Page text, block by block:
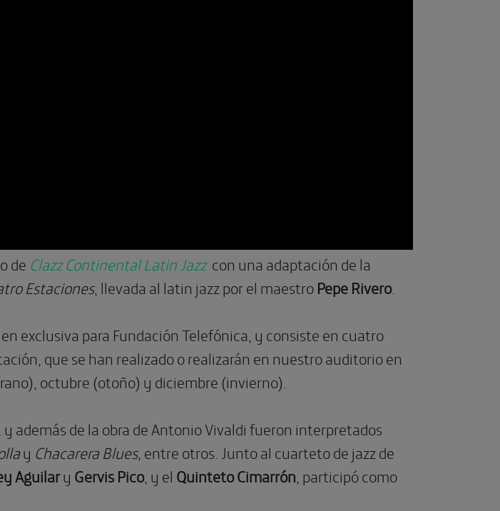
de Clazz Continental Latin Jazz con una adaptación de la
Estaciones, llevada al latin jazz por el maestroPepe Rivero.
exclusiva para Fundación Telefónica, y consiste en cuatro
que se han realizado o realizarán en nuestro auditorio en
octubre (otoño) y diciembre (invierno).
y además de la obra de Antonio Vivaldi fueron interpretados
y Chacarera Blues, entre otros. Junto al cuarteto de jazz de
Aguilary Gervis Pico, y el Quinteto Cimarrón , participó como